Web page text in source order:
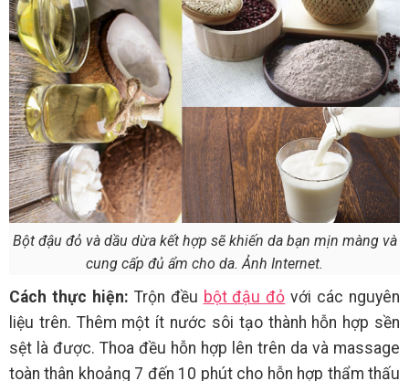
Bột đậu đỏ và dầu dừa kết hợp sẽ khiến da bạn mịn màng và
cung cấp đủ ẩm cho da. Ảnh Internet.
Cách thực hiện: Trộn đều bột đậu đỏ với các nguyên
liệu trên. Thêm một ít nước sôi tạo thành hỗn hợp sền
sệt là được. Thoa đều hỗn hợp lên trên da và massage
toàn thân khoảng 7 đến 10 phút cho hỗn hợp thẩm thấu